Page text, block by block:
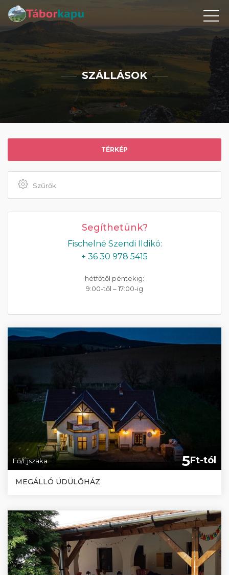
SZÁLLÁSOK
TÉRKÉP
Szűrők
Segíthetünk?
Fischelné Szendi Ildikó:
+ 36 30 978 5415
hétfőtől péntekig:
9:00-től – 17:00-ig
Fő/Éjszaka 5Ft-tól
MEGÁLLÓ ÜDÜLŐHÁZ